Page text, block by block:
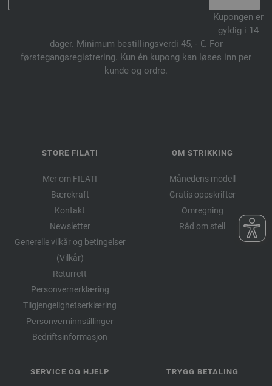
Kupongen er
gyldig i 14
dager. Minimum bestillingsverdi 45, - €. For
førstegangsregistrering. Kun én kupong kan løses inn per
kunde og ordre.
STORE FILATI
Mer om FILATI
Bærekraft
Kontakt
Newsletter
Generelle vilkår og betingelser
(Vilkår)
Returrett
Personvernerklæring
Tilgjengelighetserklæring
Personverninnstillinger
Bedriftsinformasjon
OM STRIKKING
Månedens modell
Gratis oppskrifter
Omregning
Råd om stell
SERVICE OG HJELP TRYGG BETALING